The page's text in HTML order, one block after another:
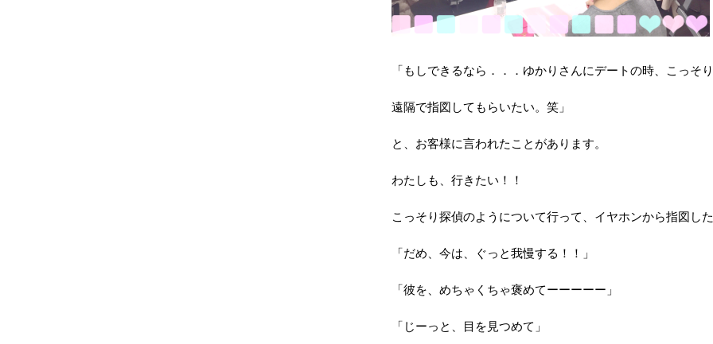
「もしできるなら．．．ゆかりさんにデートの時、こっそ
遠隔で指図してもらいたい。笑」
と、お客様に言われたことがあります。
わたしも、行きたい！！
こっそり探偵のようについて行って、イヤホンから指図し
「だめ、今は、ぐっと我慢する！！」
「彼を、めちゃくちゃ褒めてーーーーー」
「じーっと、目を見つめて」